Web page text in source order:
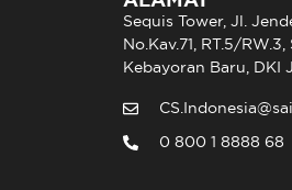
Sequis Tower, Jl.
No.Kav.71, RT.5/
Kebayoran Baru, DKI
0 800 1 8888 68